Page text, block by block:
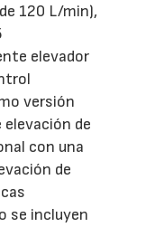
120 L/min),
elevador
versión
elevación de
con una
de
se incluyen